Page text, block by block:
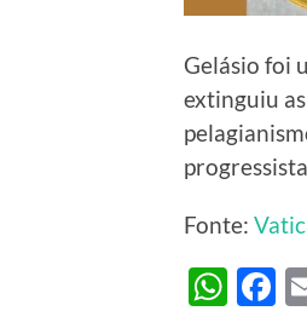
Gelásio foi
extinguiu
Fonte: